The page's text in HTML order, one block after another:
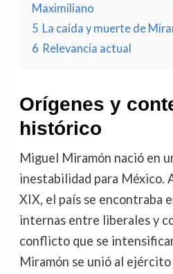
Maximiliano
5 La caída y muerte de
6 Relevancia actual
Orígenes y
histórico
Miguel Miramón nació en
inestabilidad para México.
XIX, el país se encontraba
internas entre liberales y
conflicto que se
Miramón se unió al